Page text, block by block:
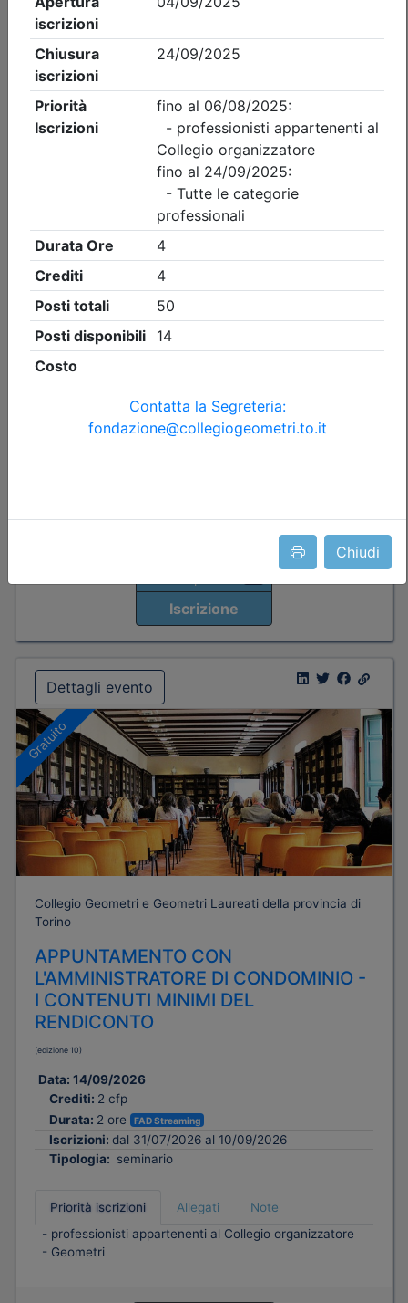
Chiudi
Gratuito
Collegio Geometri e Geometri Laureati della provincia di
Visita guidata CONVEGNO ANNUALE
DI CATEGORIA DEI GEOMETRI DELLA
ZONA DI PINEROLO
(edizione 4)
Data:11/09/2026
Iscrizioni:
dal 31/07/2026 al 09/09/2026
Tipologia:
visita guidata
Iscrizione
Dettagli evento
Gratuito
Collegio Geometri e Geometri Laureati della provincia di
Torino
APPUNTAMENTO CON
L'AMMINISTRATORE DI CONDOMINIO -
I CONTENUTI MINIMI DEL
RENDICONTO
(edizione 10)
Data: 14/09/2026
Crediti: 2 cfp
Durata: 2 ore FAD Streaming
Iscrizioni: dal 31/07/2026 al 10/09/2026
Tipologia: seminario
Priorità iscrizioni Allegati
Note
- professionisti appartenenti al Collegio organizzatore
- Geometri